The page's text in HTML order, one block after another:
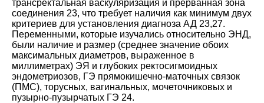
трансректальная васкуляризация и прерванная зона
соединения 23, что требует наличия как минимум двух
критериев для установления диагноза АД 23,27.
Переменными, которые изучались относительно ЭНД,
были наличие и размер (среднее значение обоих
максимальных диаметров, выраженное в
миллиметрах) ЭЯ и глубоких ректосигмоидных
эндометриозов, ГЭ прямокишечно-маточных связок
(ПМС), торусных, вагинальных, мочеточниковых и
пузырно-пузырчатых ГЭ 24.